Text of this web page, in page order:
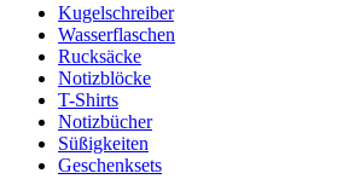
Kugelschreiber
Wasserflaschen
Rucksäcke
Notizblöcke
T-Shirts
Notizbücher
Süßigkeiten
Geschenksets